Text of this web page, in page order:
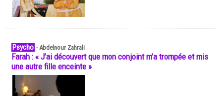
Psycho -Abdelnour Zahrali
Farah : « J’ai découvert que mon conjoint m’a trompée et mis
une autre fille enceinte »